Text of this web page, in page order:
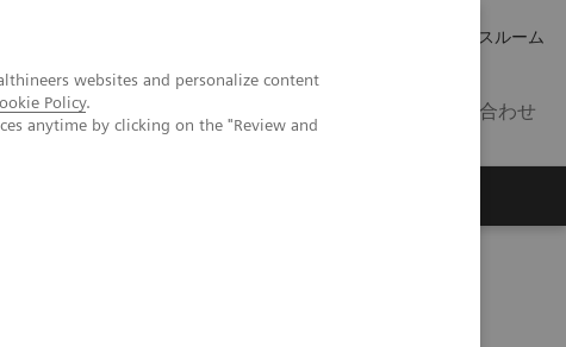
websites and personalize content
Policy.
anytime by clicking on the "Review and
プレスルーム
お問い合わせ